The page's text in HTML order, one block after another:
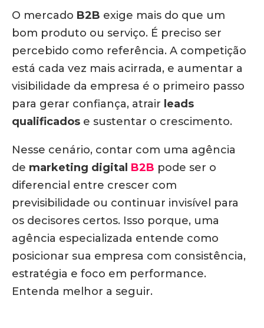
O mercado B2B exige mais do que um
bom produto ou serviço. É preciso ser
percebido como referência. A competição
está cada vez mais acirrada, e aumentar a
visibilidade da empresa é o primeiro passo
para gerar confiança, atrair leads
qualificados e sustentar o crescimento.
Nesse cenário, contar com uma agência
de marketing digital B2B pode ser o
diferencial entre crescer com
previsibilidade ou continuar invisível para
os decisores certos. Isso porque, uma
agência especializada entende como
posicionar sua empresa com consistência,
estratégia e foco em performance.
Entenda melhor a seguir.